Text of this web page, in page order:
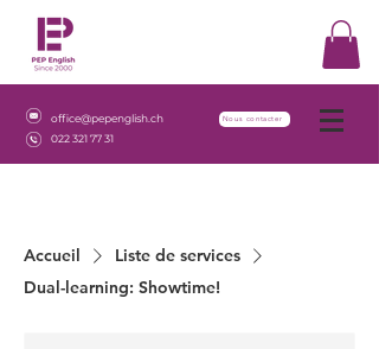
office@pepenglish.ch
022 321 77 31
Nous contacter
Accueil
Liste de services
Dual-learning: Showtime!